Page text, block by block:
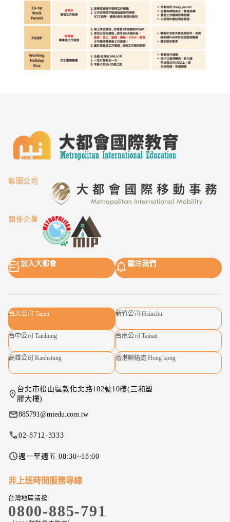
集團公司
關係企業
加入大都會 關注我們
台北公司 Taipei 新竹公司 Hsinchu
台中公司 Taichung 台南公司 Tainan
高雄公司 Kaohsiung 香港聯絡處 Hong kong
台北市松山區敦化北路102號10樓(三和塑
膠大樓)
885791@miedu.com.tw
02-8712-3333
週一至週五 08:30~18:00
非上班時間服務專線
台灣地區請撥
0800-885-791